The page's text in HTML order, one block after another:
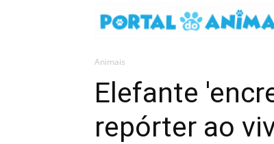
Animais
Elefante
repórter ao